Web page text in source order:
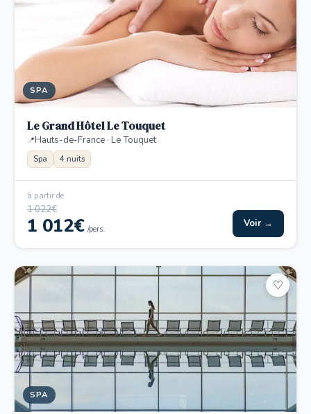
SPA
Le Grand Hôtel Le Touquet
Hauts-de-France · Le Touquet
Spa 4 nuits
à partir de
1 022€
1 012€ /pers. Voir →
SPA
♡